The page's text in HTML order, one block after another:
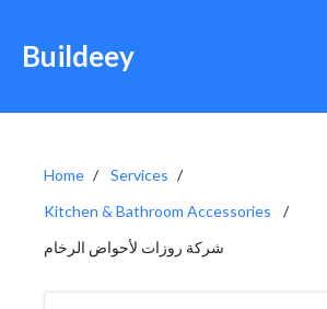
Buildeey
Home
Services
Kitchen & Bathroom Accessories
شركة روزات لأحواض الرخام